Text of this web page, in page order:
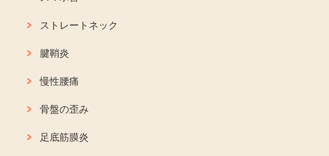
ストレートネック
腱鞘炎
慢性腰痛
骨盤の歪み
足底筋膜炎